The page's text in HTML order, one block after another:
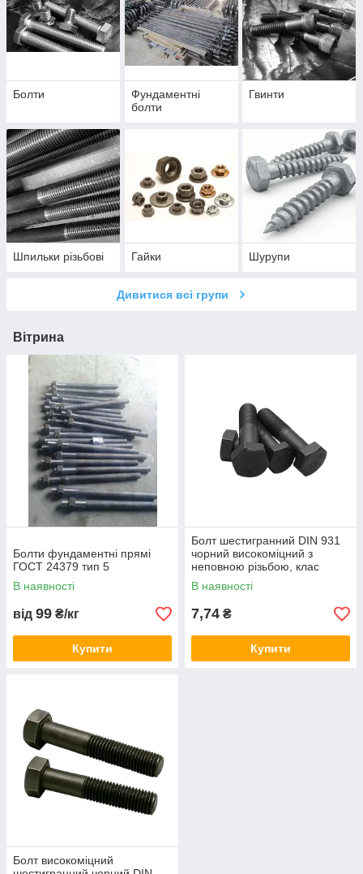
Болти
Фундаментні
болти
Гвинти
Шпильки різьбові Гайки Шурупи
Дивитися всі групи
Вітрина
Болти фундаментні прямі
ГОСТ 24379 тип 5
В наявності
від 99 ₴/кг
Купити
Болт шестигранний DIN 931
чорний високоміцний з
неповною різьбою, клас
міцності 10.9 без покриття
(ГОСТ 7798-70)
В наявності
7,74 ₴
Купити
Болт високоміцний